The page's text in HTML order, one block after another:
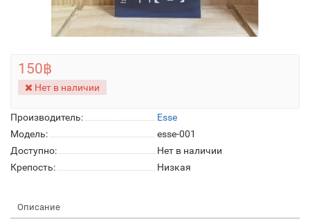
Производитель:
Esse
Модель:
esse-001
Доступно:
Нет в наличии
Крепость:
Низкая
150฿
Нет в наличии
Описание